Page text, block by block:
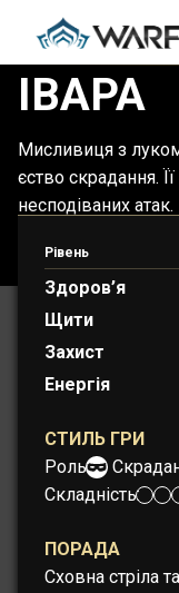
ІВАРА
Мисливиця з
єство скрадання.
несподіваних атак.
Рівень
Здоров’я
Щити
Захист
Енергія
СТИЛЬ ГРИ
Роль:
Складність:
ПОРАДА
Сховна стріла